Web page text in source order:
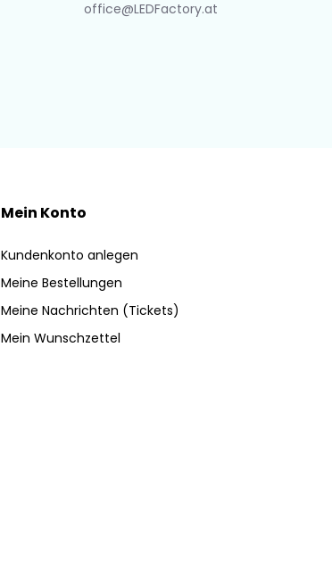
office@LEDFactory.at
Mein Konto
Kundenkonto anlegen
Meine Bestellungen
Meine Nachrichten (Tickets)
Mein Wunschzettel